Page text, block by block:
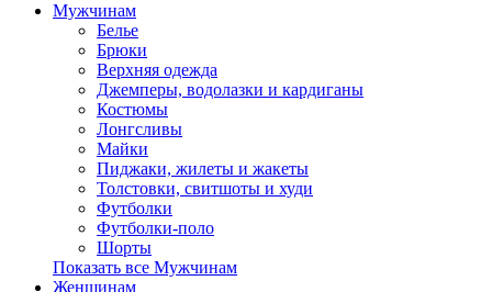
Мужчинам
Белье
Брюки
Верхняя одежда
Джемперы, водолазки и кардиганы
Костюмы
Лонгсливы
Майки
Пиджаки, жилеты и жакеты
Толстовки, свитшоты и худи
Футболки
Футболки-поло
Шорты
Показать все Мужчинам
Женщинам